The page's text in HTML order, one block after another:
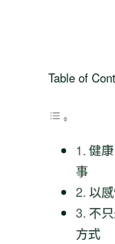
Table of
健
事
以
不
方式